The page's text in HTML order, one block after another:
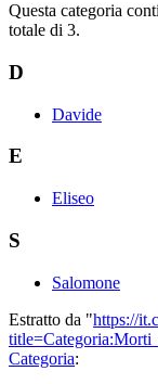
Questa categoria
totale di 3.
D
Davide
E
Eliseo
S
Salomone
Estratto da "https://
Categoria: